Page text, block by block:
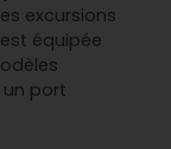
excursions
équipée
port